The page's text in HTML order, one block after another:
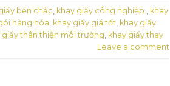
bền chắc, khay giấy công nghiệp., khay
hàng hóa, khay giấy giá tốt, khay giấy
giấy thân thiện môi trường, khay giấy thay
Leave a comment